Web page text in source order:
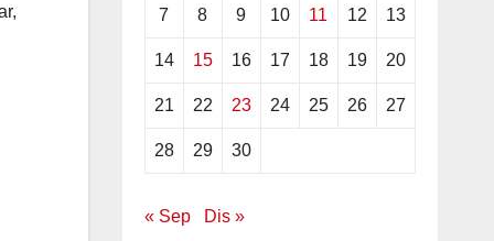
7 8 9 10 11 12 13
14 15 16 17 18 19 20
21 22 23 24 25 26 27
28 29 30
« Sep Dis »